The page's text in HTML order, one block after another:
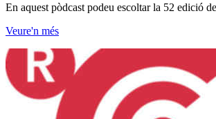
En aquest pòdcast podeu escoltar la 52 edició
Veure'n més